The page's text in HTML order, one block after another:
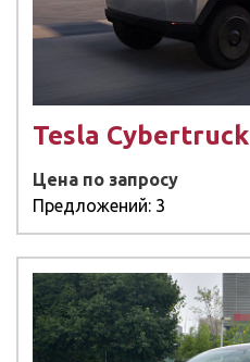
Tesla Cybertruck
Цена по запросу
Предложений: 3